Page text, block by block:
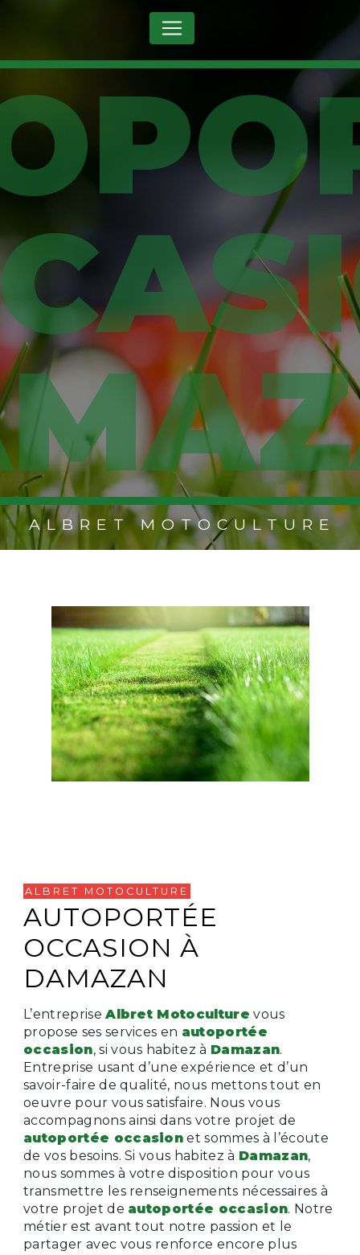
ALBRET MOTOCULTURE
ALBRET MOTOCULTURE
AUTOPORTÉE
OCCASION À
DAMAZAN
L’entrepriseAlbret Motoculture vous
propose ses services en autoportée
occasion, si vous habitez à Damazan.
Entreprise usant d’une expérience et d’un
savoir-faire de qualité, nous mettons tout en
oeuvre pour vous satisfaire. Nous vous
accompagnons ainsi dans votre projet de
autoportée occasion et sommes à l’écoute
de vos besoins. Si vous habitez à Damazan,
nous sommes à votre disposition pour vous
transmettre les renseignements nécessaires à
votre projet de autoportée occasion. Notre
métier est avant tout notre passion et le
partager avec vous renforce encore plus
Panneau de gestion des cookies